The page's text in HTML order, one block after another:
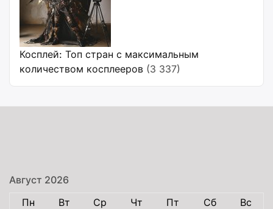
Косплей: Топ стран с максимальным
количеством косплееров (3 337)
Август 2026
Пн
Вт Ср Чт Пт Сб Вс